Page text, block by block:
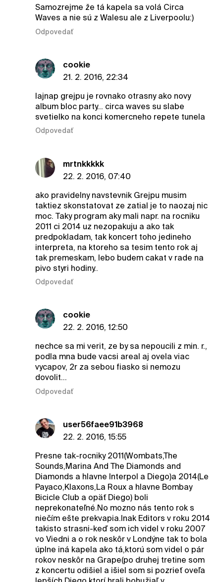
Samozrejme že tá kapela sa volá Circa
Waves a nie sú z Walesu ale z Liverpoolu:)
Odpovedať
cookie
21. 2. 2016, 22:34
lajnap grejpu je rovnako otrasny ako novy
album bloc party... circa waves su slabe
svetielko na konci komercneho repete tunela
Odpovedať
mrtnkkkkk
22. 2. 2016, 07:40
ako pravidelny navstevnik Grejpu musim
taktiez skonstatovat ze zatial je to naozaj nic
moc. Taky program aky mali napr. na rocniku
2011 ci 2014 uz nezopakuju a ako tak
predpokladam, tak koncert toho jedineho
interpreta, na ktoreho sa tesim tento rok aj
tak premeskam, lebo budem cakat v rade na
pivo styri hodiny..
Odpovedať
cookie
22. 2. 2016, 12:50
nechce sa mi verit, ze by sa nepoucili z min. r.,
podla mna bude vacsi areal aj ovela viac
vycapov, 2r za sebou fiasko si nemozu
dovolit...
Odpovedať
user56faee91b3968
22. 2. 2016, 15:55
Presne tak-rocniky 2011(Wombats,The
Sounds,Marina And The Diamonds and
Diamonds a hlavne Interpol a Diego)a 2014(Le
Payaco,Klaxons,La Roux a hlavne Bombay
Bicicle Club a opäť Diego) boli
neprekonateľné.No mozno nás tento rok s
niečím ešte prekvapia.Inak Editors v roku 2014
takisto strasni-keď som ich videl v roku 2007
vo Viedni a o rok neskôr v Londýne tak to bola
úplne iná kapela ako tá,ktorú som videl o pár
rokov neskôr na Grape(po druhej tretine som
z koncertu odišiel a išiel som si pozrieť oveľa